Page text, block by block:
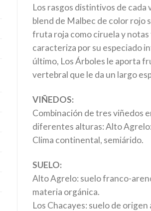
Los rasgos distintivos de
blend de Malbec de color rojo
fruta roja como ciruela y notas
caracteriza por su especiado
último, Los Árboles le aporta
vertebral que le da un largo
VIÑEDOS:
Combinación de tres viñedos
diferentes alturas: Alto Agrelo:
Clima continental, semiárido.
SUELO:
Alto Agrelo: suelo franco-
materia orgánica.
Los Chacayes: suelo de